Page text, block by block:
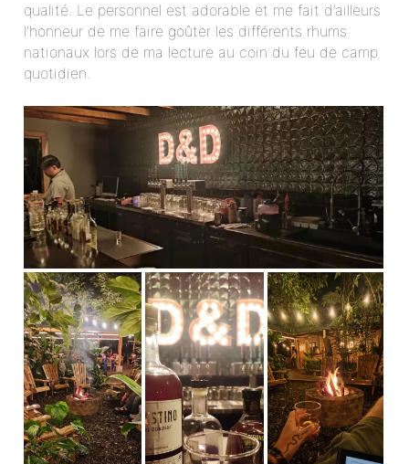
qualité. Le personnel est adorable et me fait d’ailleurs
l’honneur de me faire goûter les différents rhums
nationaux lors de ma lecture au coin du feu de camp
quotidien.